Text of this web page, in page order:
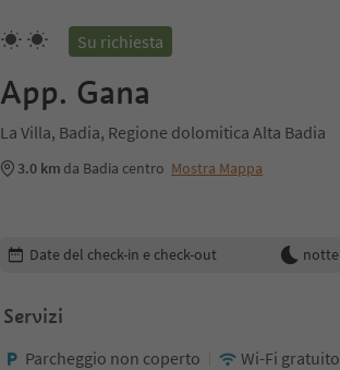
Su richiesta
App. Gana
La Villa, Badia, Regione dolomitica Alta Badia
3.0 km da Badia centro Mostra Mappa
Modifica i dettagli della prenotazione
Date del check-in e check-out notte
Servizi
Parcheggio non coperto Wi-Fi gratuito